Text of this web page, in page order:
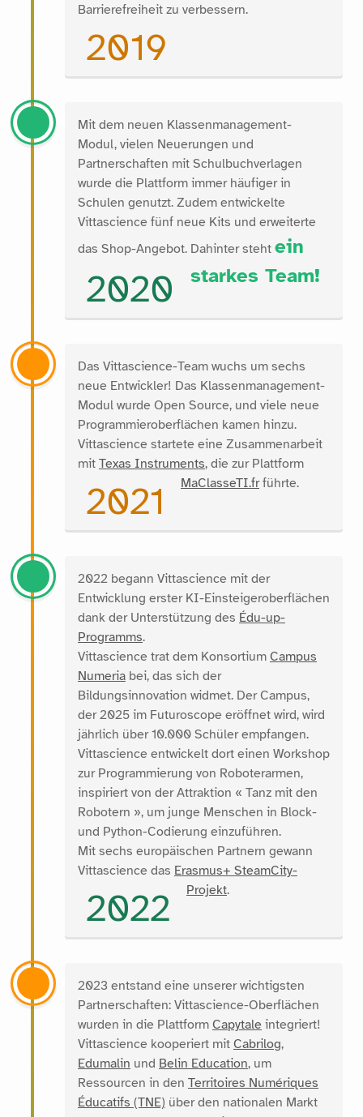
Barrierefreiheit zu verbessern.
2019
Mit dem neuen Klassenmanagement-
Modul, vielen Neuerungen und
Partnerschaften mit Schulbuchverlagen
wurde die Plattform immer häufiger in
Schulen genutzt. Zudem entwickelte
Vittascience fünf neue Kits und erweiterte
das Shop-Angebot. Dahinter steht ein
starkes Team!
2020
Das Vittascience-Team wuchs um sechs
neue Entwickler! Das Klassenmanagement-
Modul wurde Open Source, und viele neue
Programmieroberflächen kamen hinzu.
Vittascience startete eine Zusammenarbeit
mit Texas Instruments, die zur Plattform
MaClasseTI.frführte.
2021
2022 begann Vittascience mit der
Entwicklung erster KI-Einsteigeroberflächen
dank der Unterstützung des Édu-up-
Programms.
Vittascience trat dem Konsortium Campus
Numeria bei, das sich der
Bildungsinnovation widmet. Der Campus,
der 2025 im Futuroscope eröffnet wird, wird
jährlich über 10.000 Schüler empfangen.
Vittascience entwickelt dort einen Workshop
zur Programmierung von Roboterarmen,
inspiriert von der Attraktion « Tanz mit den
Robotern », um junge Menschen in Block-
und Python-Codierung einzuführen.
Mit sechs europäischen Partnern gewann
Vittascience das Erasmus+ SteamCity-
Projekt.
2022
2023 entstand eine unserer wichtigsten
Partnerschaften: Vittascience-Oberflächen
wurden in die Plattform Capytale integriert!
Vittascience kooperiert mit Cabrilog,
Edumalin und Belin Education, um
Ressourcen in den Territoires Numériques
Éducatifs (TNE) über den nationalen Markt